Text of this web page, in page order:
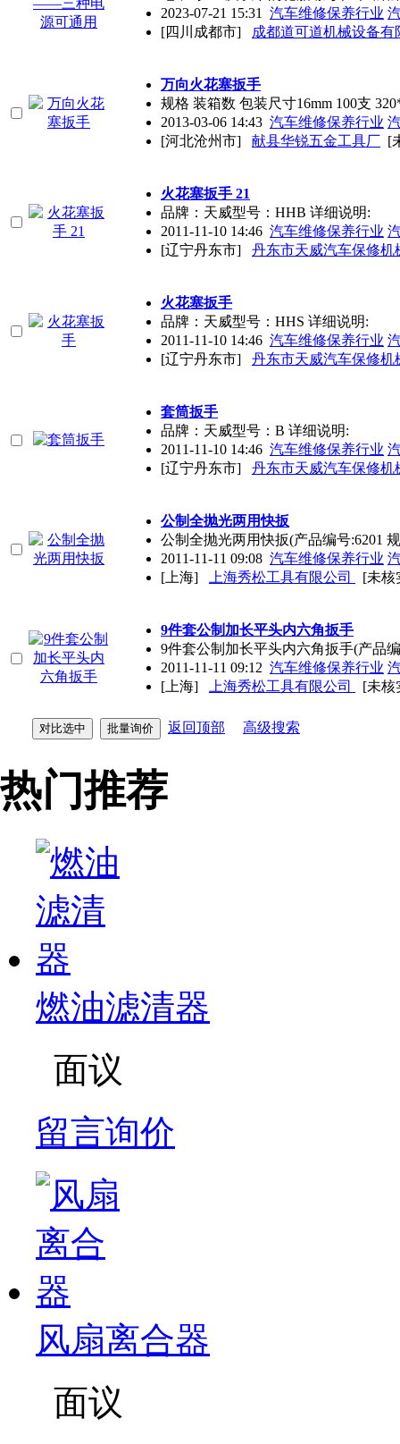
2023-07-21 15:31 汽车维修保养行业
[四川成都市]
成都道可道机械设备有
万向火花塞扳手
规格 装箱数 包装尺寸16mm 100支
2013-03-06 14:43 汽车维修保养行业
[河北沧州市]
献县华锐五金工具厂 [
火花塞扳手 21
品牌：天威型号：HHB 详细说明:
2011-11-10 14:46 汽车维修保养行业
[辽宁丹东市]
丹东市天威汽车保修机
火花塞扳手
品牌：天威型号：HHS 详细说明:
2011-11-10 14:46 汽车维修保养行业
[辽宁丹东市]
丹东市天威汽车保修机
套筒扳手
品牌：天威型号：B 详细说明:
2011-11-10 14:46 汽车维修保养行业
[辽宁丹东市]
丹东市天威汽车保修机
公制全抛光两用快扳
公制全抛光两用快扳(产品编号:6201
2011-11-11 09:08 汽车维修保养行业
[上海]
上海秀松工具有限公司 [未核
9件套公制加长平头内六角扳手
9件套公制加长平头内六角扳手(产品
2011-11-11 09:12 汽车维修保养行业
[上海]
上海秀松工具有限公司 [未核
返回顶部 高级搜索
热门推荐
燃油滤清器
面议
留言询价
风扇离合器
面议